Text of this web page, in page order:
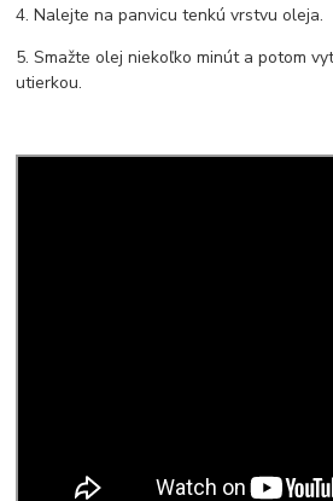
4. Nalejte na panvicu tenkú vrstvu oleja.
5. Smažte olej niekoľko minút a potom
utierkou.